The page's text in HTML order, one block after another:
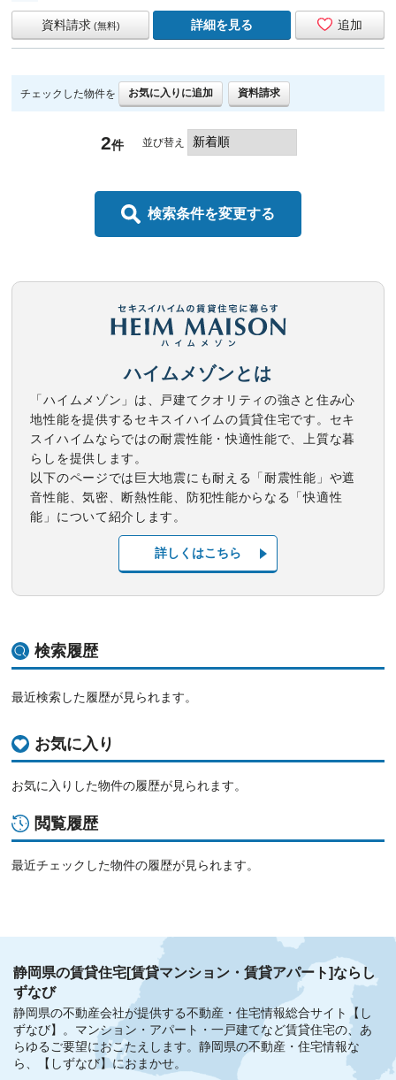
追加
資料請求 (無料) 詳細を見る
チェックした物件を お気に入りに追加 資料請求
2件 並び替え
検索条件を変更する
ハイムメゾンとは
「ハイムメゾン」は、戸建てクオリティの強さと住み心
地性能を提供するセキスイハイムの賃貸住宅です。セキ
スイハイムならではの耐震性能・快適性能で、上質な暮
らしを提供します。
以下のページでは巨大地震にも耐える「耐震性能」や遮
音性能、気密、断熱性能、防犯性能からなる「快適性
能」について紹介します。
詳しくはこちら
お気に入り
お気に入りした物件の履歴が見られます。
閲覧履歴
最近チェックした物件の履歴が見られます。
検索履歴
最近検索した履歴が見られます。
静岡県の賃貸住宅[賃貸マンション・賃貸アパート]ならし
ずなび
静岡県の不動産会社が提供する不動産・住宅情報総合サイト【し
ずなび】。 マンション・アパート・一戸建てなど賃貸住宅の、あ
らゆるご要望におこたえします。 静岡県の不動産・住宅情報な
ら、【しずなび】におまかせ。